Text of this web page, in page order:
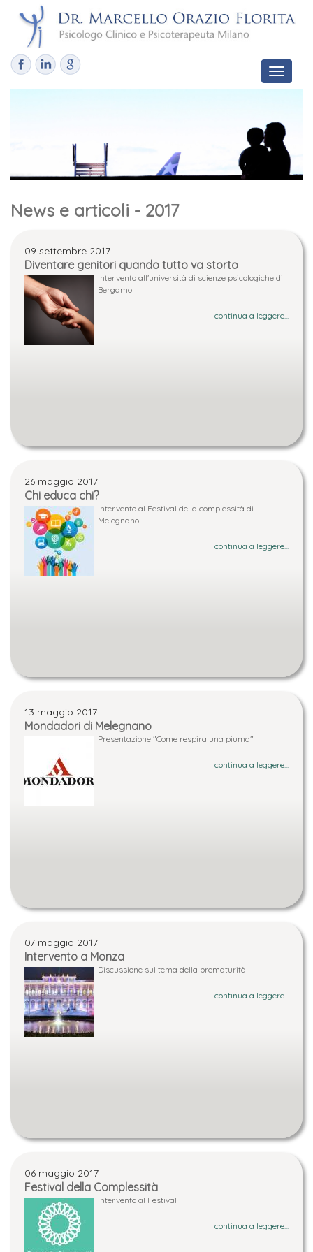
Toggle
News e articoli - 2017
09 settembre 2017
Diventare genitori quando tutto va storto
Intervento all'università di scienze psicologiche di
Bergamo
continua a leggere...
26 maggio 2017
Chi educa chi?
Intervento al Festival della complessità di
Melegnano
continua a leggere...
13 maggio 2017
Mondadori di Melegnano
Presentazione "Come respira una piuma"
continua a leggere...
07 maggio 2017
Intervento a Monza
Discussione sul tema della prematurità
continua a leggere...
06 maggio 2017
Festival della Complessità
Intervento al Festival
continua a leggere...